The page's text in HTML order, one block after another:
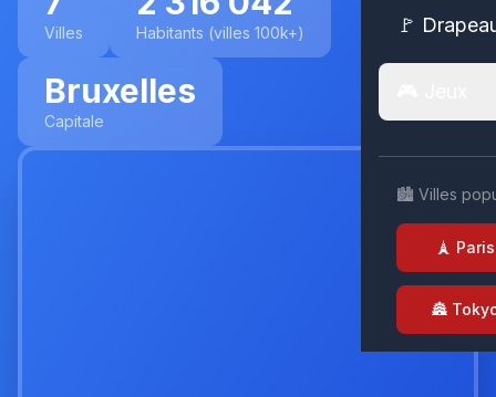
🚩
🏙️ Villes
🗼 Paris
🏯
Villes Habitants (villes 100k+)
Bruxelles
Capitale